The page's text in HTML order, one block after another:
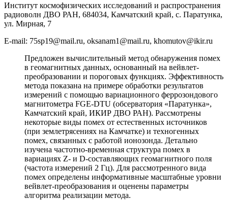
Институт космофизических исследований и распространения
радиоволн ДВО РАН, 684034, Камчатский край, с. Паратунка,
ул. Мирная, 7
E-mail: 75sp19@mail.ru, oksanam1@mail.ru, khomutov@ikir.ru
Предложен вычислительный метод обнаружения помех
в геомагнитных данных, основанный на вейвлет-
преобразовании и пороговых функциях. Эффективность
метода показана на примере обработки результатов
измерений с помощью вариационного феррозондового
магнитометра FGE-DTU (обсерватория «Паратунка»,
Камчатский край, ИКИР ДВО РАН). Рассмотрены
некоторые виды помех от естественных источников
(при землетрясениях на Камчатке) и техногенных
помех, связанных с работой ионозонда. Детально
изучена частотно-временная структура помех в
вариациях Z- и D-составляющих геомагнитного поля
(частота измерений 2 Гц). Для рассмотренного вида
помех определены информативные масштабные уровни
вейвлет-преобразования и оценены параметры
алгоритма реализации метода.